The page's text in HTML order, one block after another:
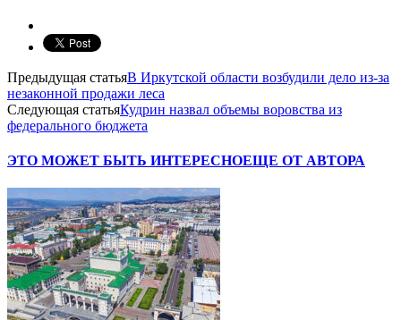
Предыдущая статьяВ Иркутской области возбудили дело из-за
незаконной продажи леса
Следующая статьяКудрин назвал объемы воровства из
федерального бюджета
ЭТО МОЖЕТ БЫТЬ ИНТЕРЕСНОЕЩЕ ОТ АВТОРА